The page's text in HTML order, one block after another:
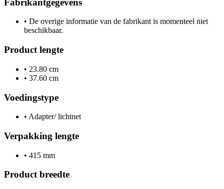
• De overige informatie van de fabrikant is momenteel niet
beschikbaar.
Product lengte
• 23.80 cm
• 37.60 cm
Voedingstype
• Adapter/ lichtnet
Verpakking lengte
• 415 mm
Product breedte